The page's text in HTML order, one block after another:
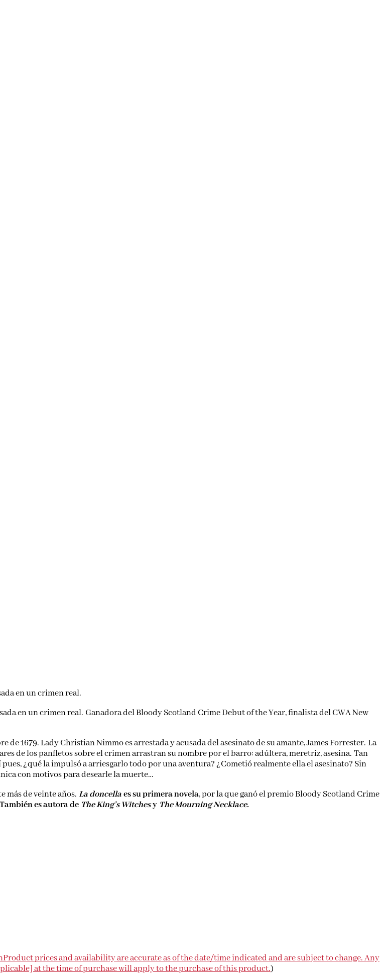
en un crimen real.
en un crimen real. Ganadora del Bloody Scotland Crime Debut of the Year, finalista del CWA New
1679. Lady Christian Nimmo es arrestada y acusada del asesinato de su amante, James Forrester. La
de los panfletos sobre el crimen arrastran su nombre por el barro: adúltera, meretriz, asesina. Tan
¿qué la impulsó a arriesgarlo todo por una aventura? ¿Cometió realmente ella el asesinato? Sin
con motivos para desearle la muerte…
más de veinte años. La doncellaes su primera novela, por la que ganó el premio Bloody Scotland Crime
También es autora de The King’s Witchesy The Mourning Necklace.
Product prices and availability are accurate as of the date/time indicated and are subject to change. Any
at the time of purchase will apply to the purchase of this product.)